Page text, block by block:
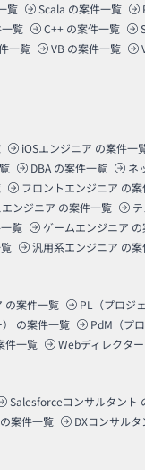
覧 Scala の案件一覧
覧 C++ の案件一覧
一覧 VB の案件一覧
iOSエンジニア の案件一
DBA の案件一覧 ネ
フロントエンジニア の
ンジニア の案件一覧
覧 ゲームエンジニア
汎用系エンジニア の
の案件一覧 PL（プロジ
の案件一覧 PdM（プ
件一覧 Webディレクター
Salesforceコンサルタント
の案件一覧 DXコンサルタ